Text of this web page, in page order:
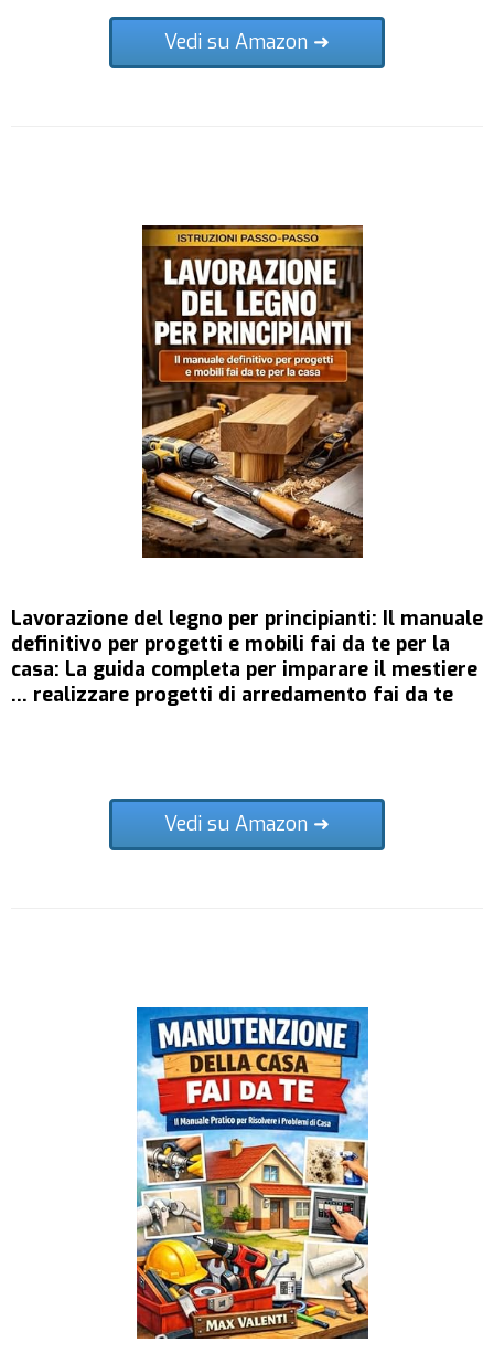
Vedi su Amazon ➜
Lavorazione del legno per principianti: Il manuale
definitivo per progetti e mobili fai da te per la
casa: La guida completa per imparare il mestiere
... realizzare progetti di arredamento fai da te
Vedi su Amazon ➜